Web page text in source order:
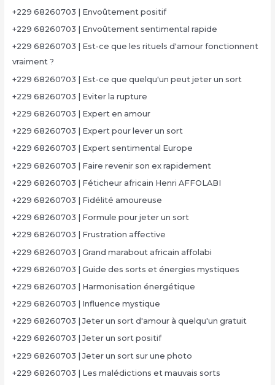
+229 68260703 | Envoûtement positif
+229 68260703 | Envoûtement sentimental rapide
+229 68260703 | Est-ce que les rituels d'amour fonctionnent
vraiment ?
+229 68260703 | Est-ce que quelqu'un peut jeter un sort
+229 68260703 | Eviter la rupture
+229 68260703 | Expert en amour
+229 68260703 | Expert pour lever un sort
+229 68260703 | Expert sentimental Europe
+229 68260703 | Faire revenir son ex rapidement
+229 68260703 | Féticheur africain Henri AFFOLABI
+229 68260703 | Fidélité amoureuse
+229 68260703 | Formule pour jeter un sort
+229 68260703 | Frustration affective
+229 68260703 | Grand marabout africain affolabi
+229 68260703 | Guide des sorts et énergies mystiques
+229 68260703 | Harmonisation énergétique
+229 68260703 | Influence mystique
+229 68260703 | Jeter un sort d'amour à quelqu'un gratuit
+229 68260703 | Jeter un sort positif
+229 68260703 | Jeter un sort sur une photo
+229 68260703 | Les malédictions et mauvais sorts